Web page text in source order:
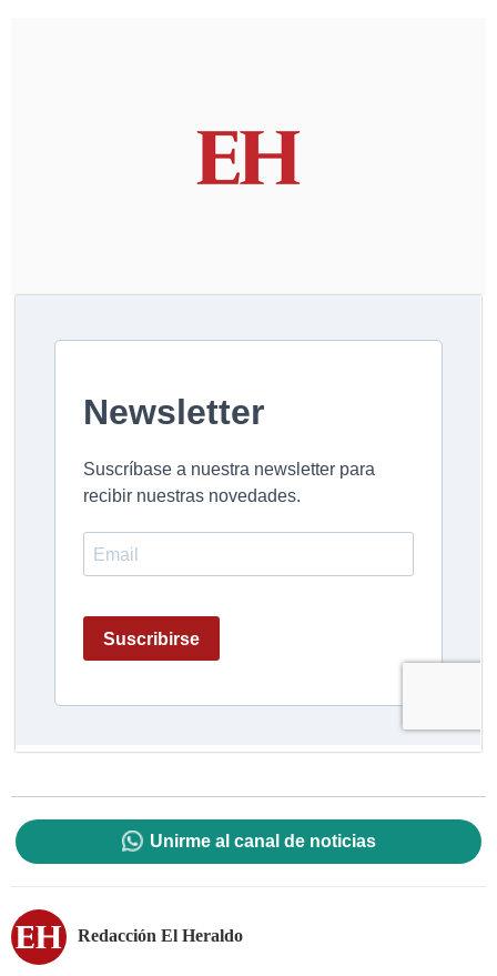
Unirme al canal de noticias
Redacción El Heraldo